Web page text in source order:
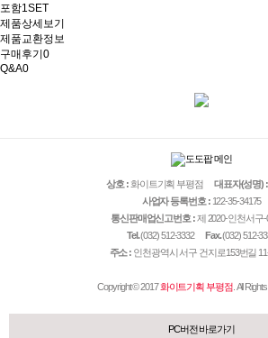
포함1SET
제품상세보기
제품교환정보
구매후기0
Q&A0
상호 :화이트기획 부평점 대표자(성명) :
사업자 등록번호 :122-35-34175
통신판매업신고번호 :제 2020-인천서구-
Tel.(032) 512-3332 Fax.(032) 512-
주소 : 인천광역시 서구 건지로153번길
Copyright © 2017화이트기획 부평점. All
PC버전 바로가기